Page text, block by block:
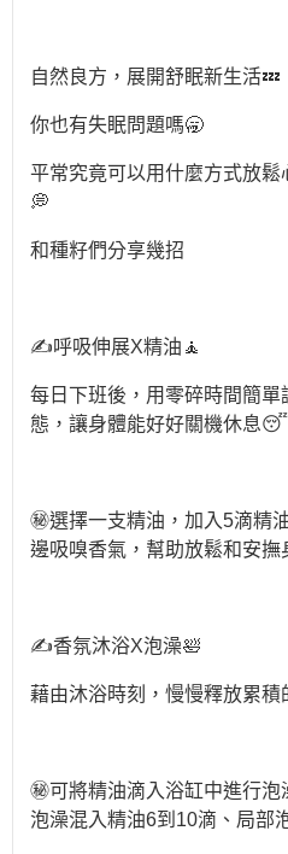
自然良方，展開舒眠新生活💤
你也有失眠問題嗎🥱
平常究竟可以用什麼方式放鬆
💭
和種籽們分享幾招
✍️呼吸伸展X精油🧘
每日下班後，用零碎時間簡
態，讓身體能好好關機休息😴
㊙️選擇一支精油，加入5滴精
邊吸嗅香氣，幫助放鬆和安撫
✍️香氛沐浴X泡澡🛀
藉由沐浴時刻，慢慢釋放累積
㊙️可將精油滴入浴缸中進行
泡澡混入精油6到10滴、局部